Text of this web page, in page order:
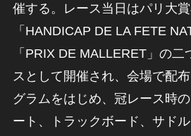
催する。レース当日はパリ大賞
「HANDICAP DE LA FETE
「PRIX DE MALLERET」の
スとして開催され、会場で配
グラムをはじめ、冠レース時
ート、トラックボード、サド